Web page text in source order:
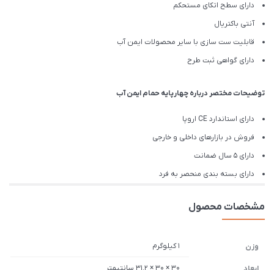
دارای سطح اتکای مستحکم
آنتی باکتریال
قابلیت ست سازی با سایر محصولات ایمن آب
دارای گواهی ثبت طرح
توضیحات مختصر درباره چهارپایه حمام ایمن آب
دارای استاندارد CE اروپا
فروش در بازارهای داخلی و خارجی
دارای 5 سال ضمانت
دارای بسته بندی منحصر به فرد
مشخصات محصول
وزن 1 کیلوگرم